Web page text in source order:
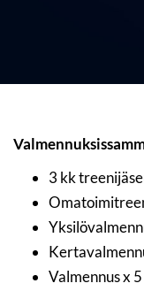
3 kk
Valmennus x